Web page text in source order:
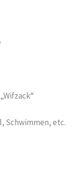
Schwimmen, etc.